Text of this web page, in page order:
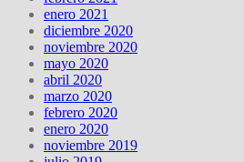
enero 2021
diciembre 2020
noviembre 2020
mayo 2020
abril 2020
marzo 2020
febrero 2020
enero 2020
noviembre 2019